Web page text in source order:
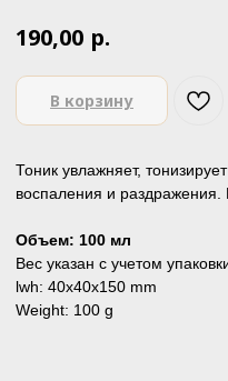
190,00 р.
В корзину
Тоник увлажняет,
воспаления и
Объем: 100 мл
Вес указан с учетом
lwh: 40x40x150 mm
Weight: 100 g